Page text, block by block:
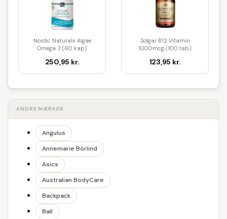
Nordic Naturals Algae
Omega 3 (60 kap)
250,95 kr.
Solgar B12 Vitamin
1000mcg (100 tab)
123,95 kr.
ANDRE MÆRKER
Angulus
Annemarie Börlind
Asics
Australian BodyCare
Backpack
Ball